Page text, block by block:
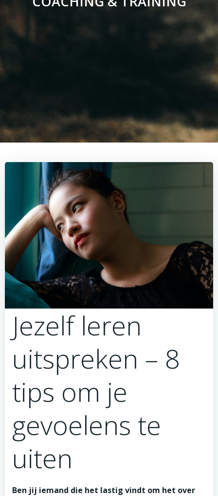
Jezelf leren
uitspreken – 8
tips om je
gevoelens te
uiten
Ben jij iemand die het lastig vindt om het over